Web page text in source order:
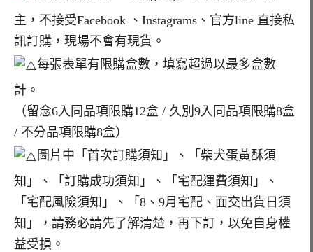
主，不接受Facebook 、Instagrams、官方line 直接私
訊訂購，現場不會有現貨。
每張表單有限購盒數，填寫超過以最多盒數
計。
（留念6入同品項限購12盒 / 久別9入同品項限購8盒
/ 不分品項限購8盒）
圖片中「首次訂購須知」、「柴犬蛋黃酥須
知」、「訂購成功須知」、「宅配運費須知」、
「宅配風險須知」、「8、9月宅配、面交出貨日須
知」，請務必請先了解清楚，再下訂，以免自身權
益受損。